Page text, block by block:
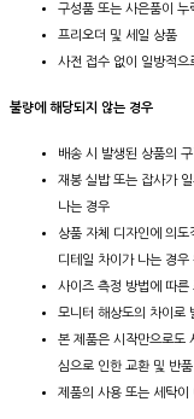
구성품 또는 사은품이 누
프리오더 및 세일 상품
사전 접수 없이 일방적으
불량에 해당되지 않는 경우
배송 시 발생된 상품의 구
재봉 실밥 또는 잡사가
나는 경우
상품 자체 디자인에 의
디테일 차이가 나는 경
사이즈 측정 방법에 따
모니터 해상도의 차이로
본 제품은 시작만으로도
심으로 인한 교환 및 반
제품의 사용 또는 세탁이